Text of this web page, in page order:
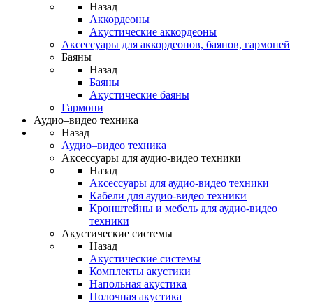
Назад
Аккордеоны
Акустические аккордеоны
Аксессуары для аккордеонов, баянов, гармоней
Баяны
Назад
Баяны
Акустические баяны
Гармони
Аудио–видео техника
Назад
Аудио–видео техника
Аксессуары для аудио-видео техники
Назад
Аксессуары для аудио-видео техники
Кабели для аудио-видео техники
Кронштейны и мебель для аудио-видео
техники
Акустические системы
Назад
Акустические системы
Комплекты акустики
Напольная акустика
Полочная акустика